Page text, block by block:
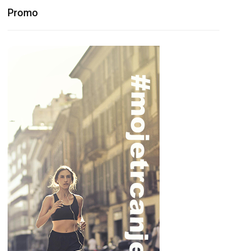
Promo